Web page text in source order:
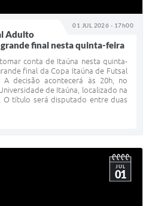
01 JUL 2026 - 17h00
Adulto
final nesta quinta-feira
conta de Itaúna nesta quinta-
final da Copa Itaúna de Futsal
A decisão acontecerá às 20h, no
de Itaúna, localizado na
O título será disputado entre duas
JUL
01